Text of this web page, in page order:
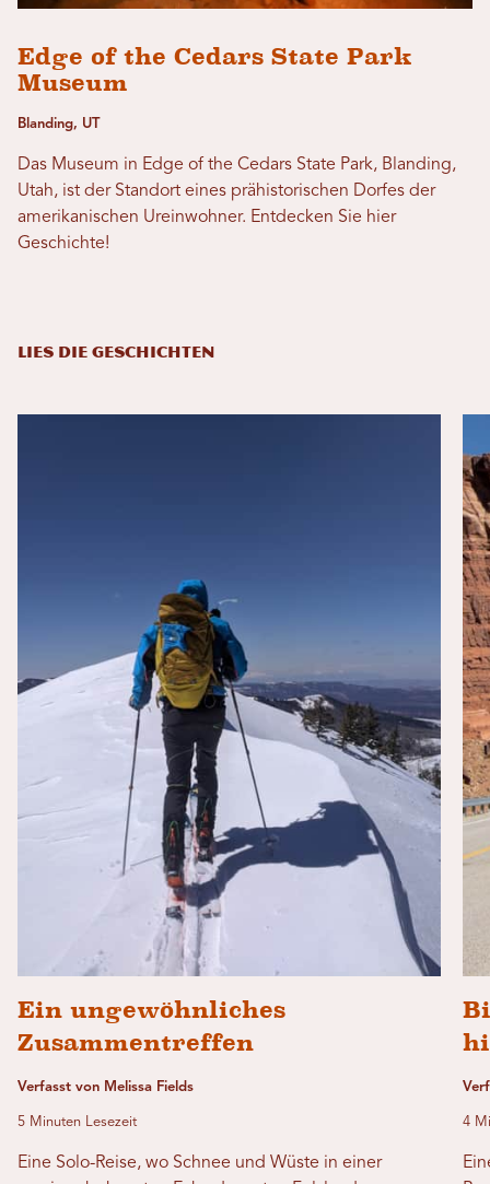
Edge of the Cedars State Park
Museum
Blanding, UT
Das Museum in Edge of the Cedars State Park, Blanding,
Utah, ist der Standort eines prähistorischen Dorfes der
amerikanischen Ureinwohner. Entdecken Sie hier
Geschichte!
LIES DIE GESCHICHTEN
Ein ungewöhnliches
Zusammentreffen
Verfasst von Melissa Fields
5 Minuten Lesezeit
Eine Solo-Reise, wo Schnee und Wüste in einer
4